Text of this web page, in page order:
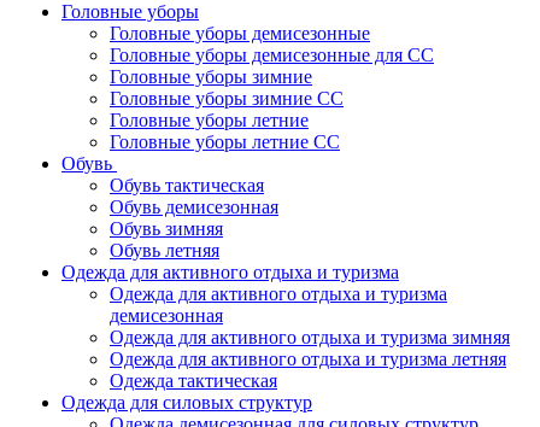
Головные уборы
Головные уборы демисезонные
Головные уборы демисезонные для СС
Головные уборы зимние
Головные уборы зимние СС
Головные уборы летние
Головные уборы летние СС
Обувь
Обувь тактическая
Обувь демисезонная
Обувь зимняя
Обувь летняя
Одежда для активного отдыха и туризма
Одежда для активного отдыха и туризма
демисезонная
Одежда для активного отдыха и туризма зимняя
Одежда для активного отдыха и туризма летняя
Одежда тактическая
Одежда для силовых структур